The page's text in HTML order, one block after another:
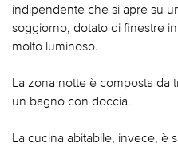
indipendente che si apre su
soggiorno, dotato di finestre
molto luminoso.
La zona notte è composta da
un bagno con doccia.
La cucina abitabile, invece, è